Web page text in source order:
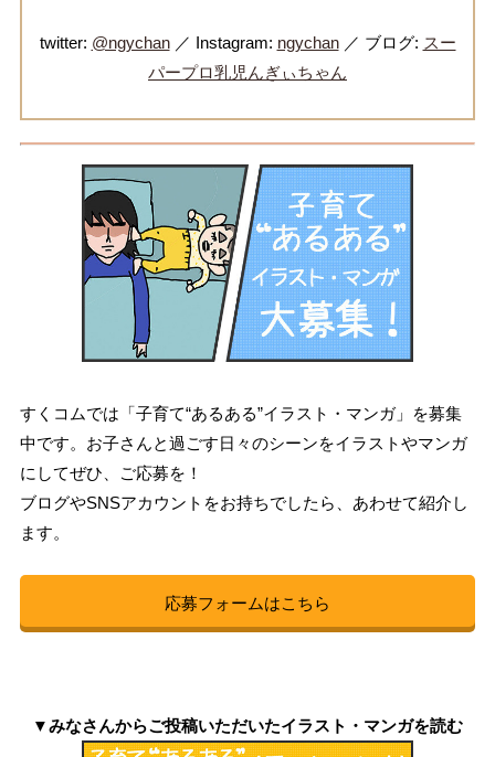
twitter: @ngychan／ Instagram: ngychan／ ブログ: スー
パープロ乳児んぎぃちゃん
すくコムでは「子育て“あるある”イラスト・マンガ」を募集
中です。お子さんと過ごす日々のシーンをイラストやマンガ
にしてぜひ、ご応募を！
ブログやSNSアカウントをお持ちでしたら、あわせて紹介し
ます。
応募フォームはこちら
▼みなさんからご投稿いただいたイラスト・マンガを読む